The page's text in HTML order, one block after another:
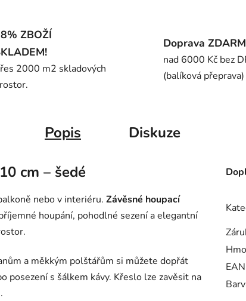
ZBOŽÍ
2000 m2 skladových
Doprava
nad 6000 Kč bez
(balíková přeprava)
Popis Diskuze
cm – šedé
nebo v interiéru. Závěsné houpací
houpání, pohodlné sezení a elegantní
a měkkým polštářům si můžete dopřát
posezení s šálkem kávy. Křeslo lze zavěsit na
EAN